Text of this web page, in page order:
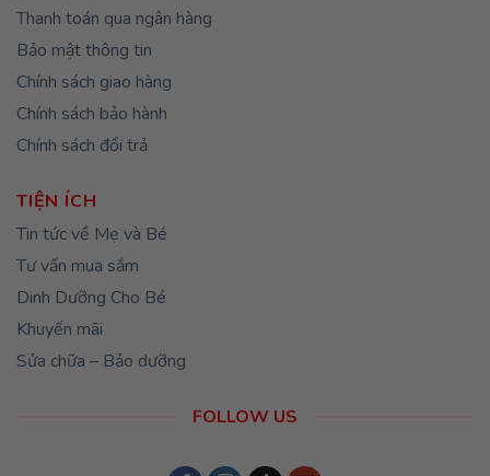
Thanh toán qua ngân hàng
Bảo mật thông tin
Chính sách giao hàng
Chính sách bảo hành
Chính sách đổi trả
TIỆN ÍCH
Tin tức về Mẹ và Bé
Tư vấn mua sắm
Dinh Dưỡng Cho Bé
Khuyến mãi
Sửa chữa – Bảo dưỡng
FOLLOW US